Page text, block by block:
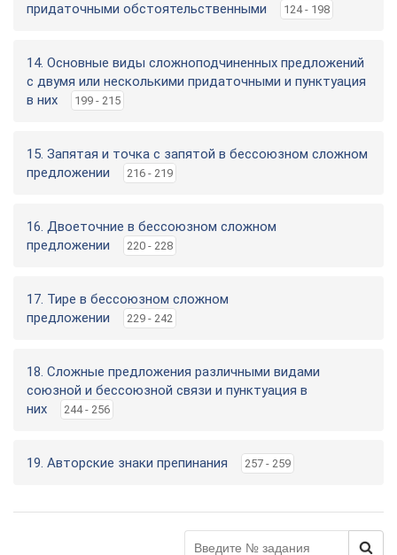
придаточными обстоятельственными
124 - 198
14. Основные виды сложноподчиненных предложений
с двумя или несколькими придаточными и пунктуация
в них
199 - 215
15. Запятая и точка с запятой в бессоюзном сложном
предложении
216 - 219
16. Двоеточние в бессоюзном сложном
предложении
220 - 228
17. Тире в бессоюзном сложном
предложении
229 - 242
18. Сложные предложения различными видами
союзной и бессоюзной связи и пунктуация в
них
244 - 256
19. Авторские знаки препинания 257 - 259